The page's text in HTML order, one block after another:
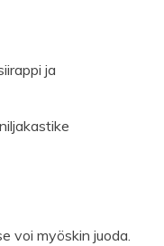
ja
voi myöskin juoda.